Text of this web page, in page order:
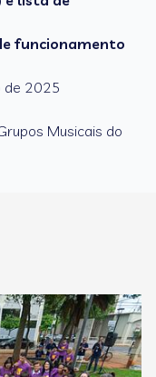
funcionamento
de 2025
Musicais do